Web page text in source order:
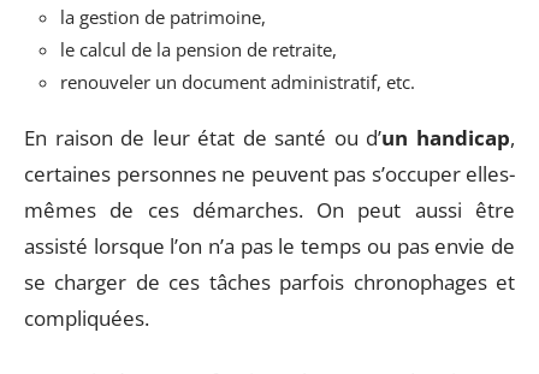
la gestion de patrimoine,
le calcul de la pension de retraite,
renouveler un document administratif, etc.
En raison de leur état de santé ou d’un handicap,
certaines personnes ne peuvent pas s’occuper elles-
mêmes de ces démarches. On peut aussi être
assisté lorsque l’on n’a pas le temps ou pas envie de
se charger de ces tâches parfois chronophages et
compliquées.